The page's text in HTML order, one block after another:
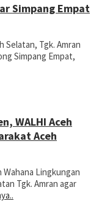
Simpang Empat
Tgk. Amran
Simpang Empat,
WALHI Aceh
Aceh
Lingkungan
Tgk. Amran agar